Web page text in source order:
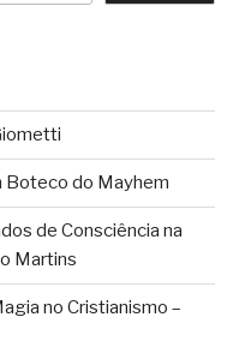
Boteco do Mayhem
de Consciência na
Martins
no Cristianismo –